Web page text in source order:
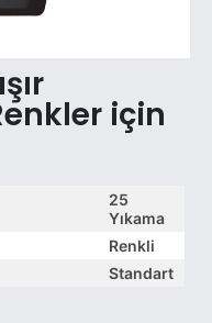
için
25
Yıkama
Renkli
Standart